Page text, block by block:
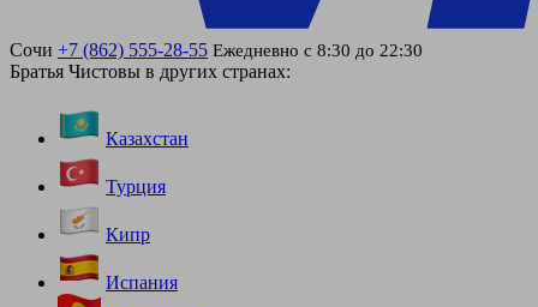
Сочи +7 (862) 555-28-55 Ежедневно с 8:30 до 22:30
Братья Чистовы в других странах:
Казахстан
Турция
Кипр
Испания